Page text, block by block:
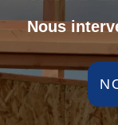
Nous